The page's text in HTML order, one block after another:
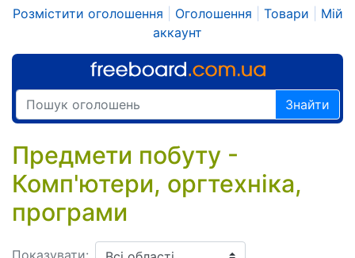
Розмістити оголошення Оголошення Товари
Мій
аккаунт
Знайти
Предмети побуту -
Комп'ютери, оргтехніка,
програми